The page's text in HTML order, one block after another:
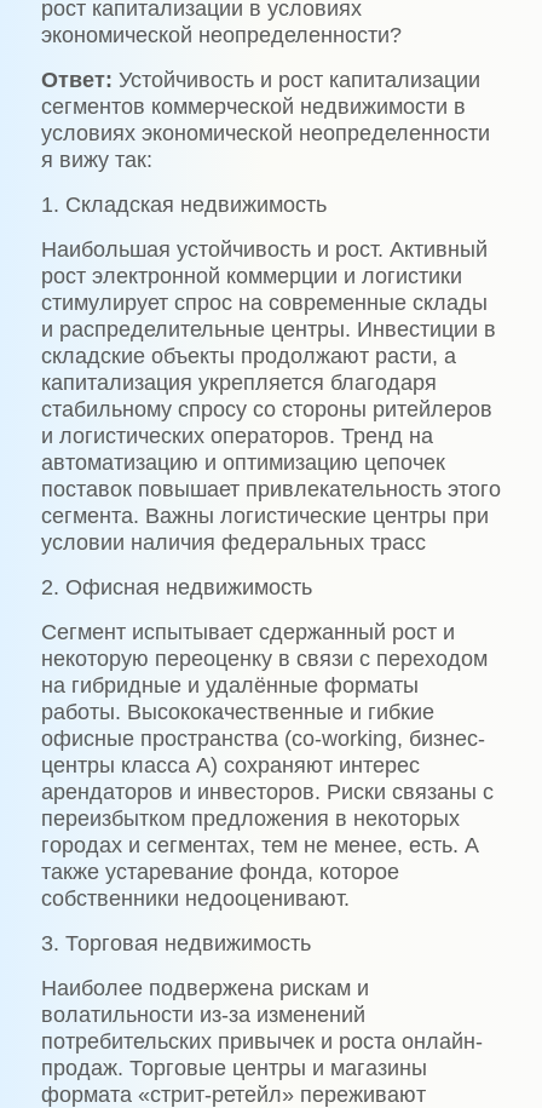
рост капитализации в условиях
экономической неопределенности?
Ответ: Устойчивость и рост капитализации
сегментов коммерческой недвижимости в
условиях экономической неопределенности
я вижу так:
1. Складская недвижимость
Наибольшая устойчивость и рост. Активный
рост электронной коммерции и логистики
стимулирует спрос на современные склады
и распределительные центры. Инвестиции в
складские объекты продолжают расти, а
капитализация укрепляется благодаря
стабильному спросу со стороны ритейлеров
и логистических операторов. Тренд на
автоматизацию и оптимизацию цепочек
поставок повышает привлекательность этого
сегмента. Важны логистические центры при
условии наличия федеральных трасс
2. Офисная недвижимость
Сегмент испытывает сдержанный рост и
некоторую переоценку в связи с переходом
на гибридные и удалённые форматы
работы. Высококачественные и гибкие
офисные пространства (co-working, бизнес-
центры класса А) сохраняют интерес
арендаторов и инвесторов. Риски связаны с
переизбытком предложения в некоторых
городах и сегментах, тем не менее, есть. А
также устаревание фонда, которое
собственники недооценивают.
3. Торговая недвижимость
Наиболее подвержена рискам и
волатильности из-за изменений
потребительских привычек и роста онлайн-
продаж. Торговые центры и магазины
формата «стрит-ретейл» переживают